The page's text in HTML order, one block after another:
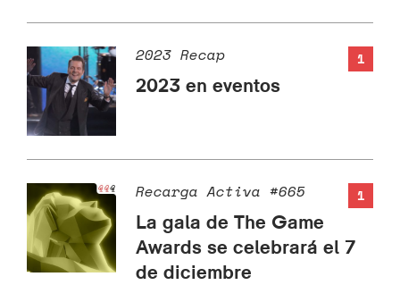
1
2023 Recap
2023 en eventos
1
Recarga Activa #665
La gala de The Game
Awards se celebrará el 7
de diciembre